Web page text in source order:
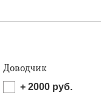
Доводчик
+ 2000 руб.